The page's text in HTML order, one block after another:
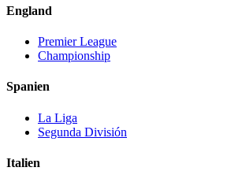
England
Premier League
Championship
Spanien
La Liga
Segunda División
Italien